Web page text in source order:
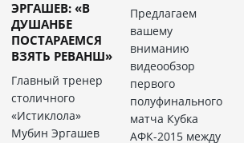
ЭРГАШЕВ: «В
ДУШАНБЕ
ПОСТАРАЕМСЯ
ВЗЯТЬ РЕВАНШ»
Главный тренер
столичного
«Истиклола»
Мубин Эргашев
Предлагаем
вашему
вниманию
видеообзор
первого
полуфинального
матча Кубка
АФК-2015 между